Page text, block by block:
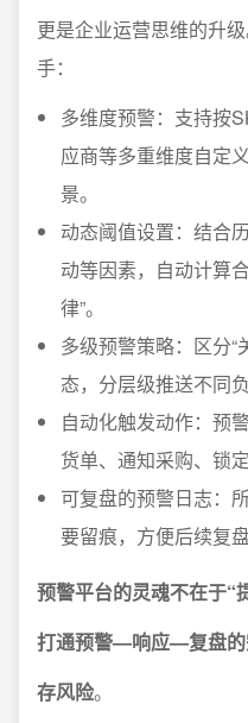
更是企业运营思维的升
手：
多维度预警：支持按
应商等多重维度自定
景。
动态阈值设置：结合
动等因素，自动计算
律”。
多级预警策略：区分“
态，分层级推送不同
自动化触发动作：预
货单、通知采购、锁
可复盘的预警日志：
要留痕，方便后续复
预警平台的灵魂不在于“
打通预警—响应—复盘的
存风险。